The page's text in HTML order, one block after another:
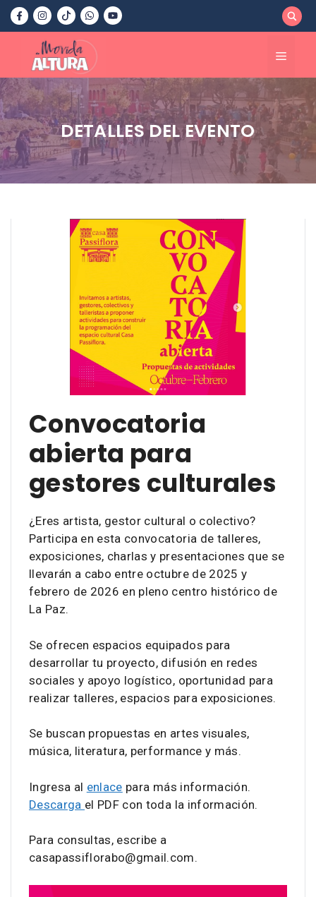
Saltar
contenido
Menú
DETALLES DEL EVENTO
Convocatoria
abierta para
gestores culturales
¿Eres artista, gestor cultural o colectivo?
Participa en esta convocatoria de talleres,
exposiciones, charlas y presentaciones que se
llevarán a cabo entre octubre de 2025 y
febrero de 2026 en pleno centro histórico de
La Paz.
Se ofrecen espacios equipados para
desarrollar tu proyecto, difusión en redes
sociales y apoyo logístico, oportunidad para
realizar talleres, espacios para exposiciones.
Se buscan propuestas en artes visuales,
música, literatura, performance y más.
Ingresa al enlace para más información.
Descarga el PDF con toda la información.
Para consultas, escribe a
casapassiflorabo@gmail.com.